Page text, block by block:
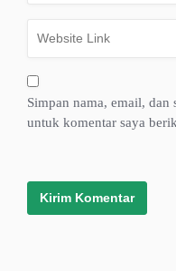
Simpan nama, email, dan
untuk komentar saya